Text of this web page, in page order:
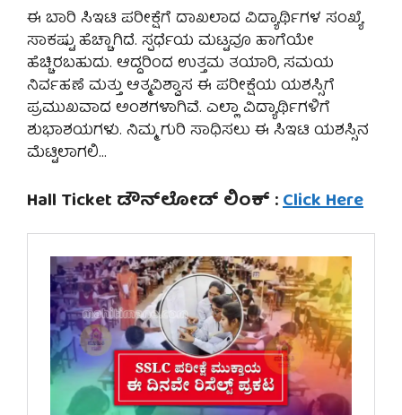
ಈ ಬಾರಿ ಸಿಇಟಿ ಪರೀಕ್ಷೆಗೆ ದಾಖಲಾದ ವಿದ್ಯಾರ್ಥಿಗಳ ಸಂಖ್ಯೆ
ಸಾಕಷ್ಟು ಹೆಚ್ಚಾಗಿದೆ. ಸ್ಪರ್ಧೆಯ ಮಟ್ಟವೂ ಹಾಗೆಯೇ
ಹೆಚ್ಚಿರಬಹುದು. ಆದ್ದರಿಂದ ಉತ್ತಮ ತಯಾರಿ, ಸಮಯ
ನಿರ್ವಹಣೆ ಮತ್ತು ಆತ್ಮವಿಶ್ವಾಸ ಈ ಪರೀಕ್ಷೆಯ ಯಶಸ್ಸಿಗೆ
ಪ್ರಮುಖವಾದ ಅಂಶಗಳಾಗಿವೆ. ಎಲ್ಲಾ ವಿದ್ಯಾರ್ಥಿಗಳಿಗೆ
ಶುಭಾಶಯಗಳು. ನಿಮ್ಮ ಗುರಿ ಸಾಧಿಸಲು ಈ ಸಿಇಟಿ ಯಶಸ್ಸಿನ
ಮೆಟ್ಟಿಲಾಗಲಿ…
Hall Ticket ಡೌನ್‌ಲೋಡ್ ಲಿಂಕ್ :Click Here